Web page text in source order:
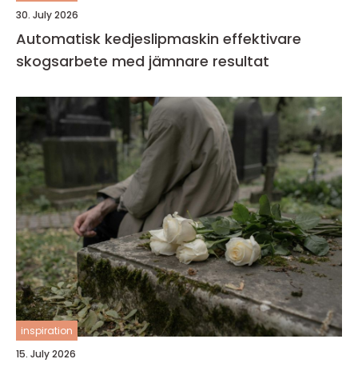
30. July 2026
Automatisk kedjeslipmaskin effektivare
skogsarbete med jämnare resultat
inspiration
15. July 2026